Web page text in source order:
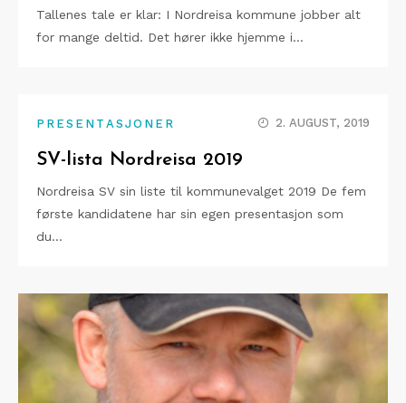
Tallenes tale er klar: I Nordreisa kommune jobber alt
for mange deltid. Det hører ikke hjemme i…
PRESENTASJONER 2. AUGUST, 2019
SV-lista Nordreisa 2019
Nordreisa SV sin liste til kommunevalget 2019 De fem
første kandidatene har sin egen presentasjon som
du…